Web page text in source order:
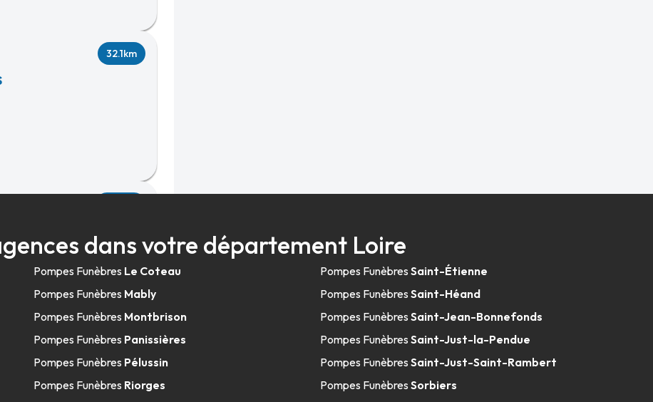
32.1km
dans votre département Loire
Pompes Funèbres Le Coteau
Pompes Funèbres Mably
Pompes Funèbres Montbrison
Pompes Funèbres Panissières
Pompes Funèbres Pélussin
Pompes Funèbres Riorges
Pompes FunèbresSaint-Étienne
Pompes FunèbresSaint-Héand
Pompes FunèbresSaint-Jean-Bonnefonds
Pompes FunèbresSaint-Just-la-Pendue
Pompes FunèbresSaint-Just-Saint-Rambert
Pompes FunèbresSorbiers